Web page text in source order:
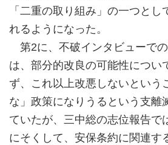
「二重の取り組み」の一つとし
れるようになった。
第2に、不破インタビューで
は、部分的改良の可能性につい
ず、これ以上改悪しないという
な」政策になりうるという支離
ていたが、三中総の志位報告で
にそくして、安保条約に関連す